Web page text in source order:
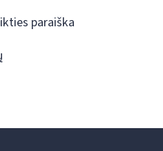
paraiška